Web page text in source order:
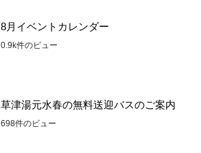
8月イベントカレンダー
0.9k件のビュー
草津湯元水春の無料送迎バスのご案内
698件のビュー